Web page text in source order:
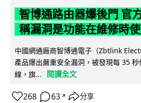
智博通路由器爆後門 官
稱漏洞是功能在維修時
中國網通廠商智博通電子（Zbtlink
產品爆出嚴重安全漏洞，被發現每 35
線，旗...
閱讀全文
268 63 ↗ 分享